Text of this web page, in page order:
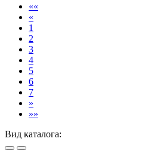
««
«
1
2
3
4
5
6
7
»
»»
Вид каталога: